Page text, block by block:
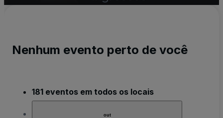
Nenhum evento perto de você
181 eventos em todos os locais
out